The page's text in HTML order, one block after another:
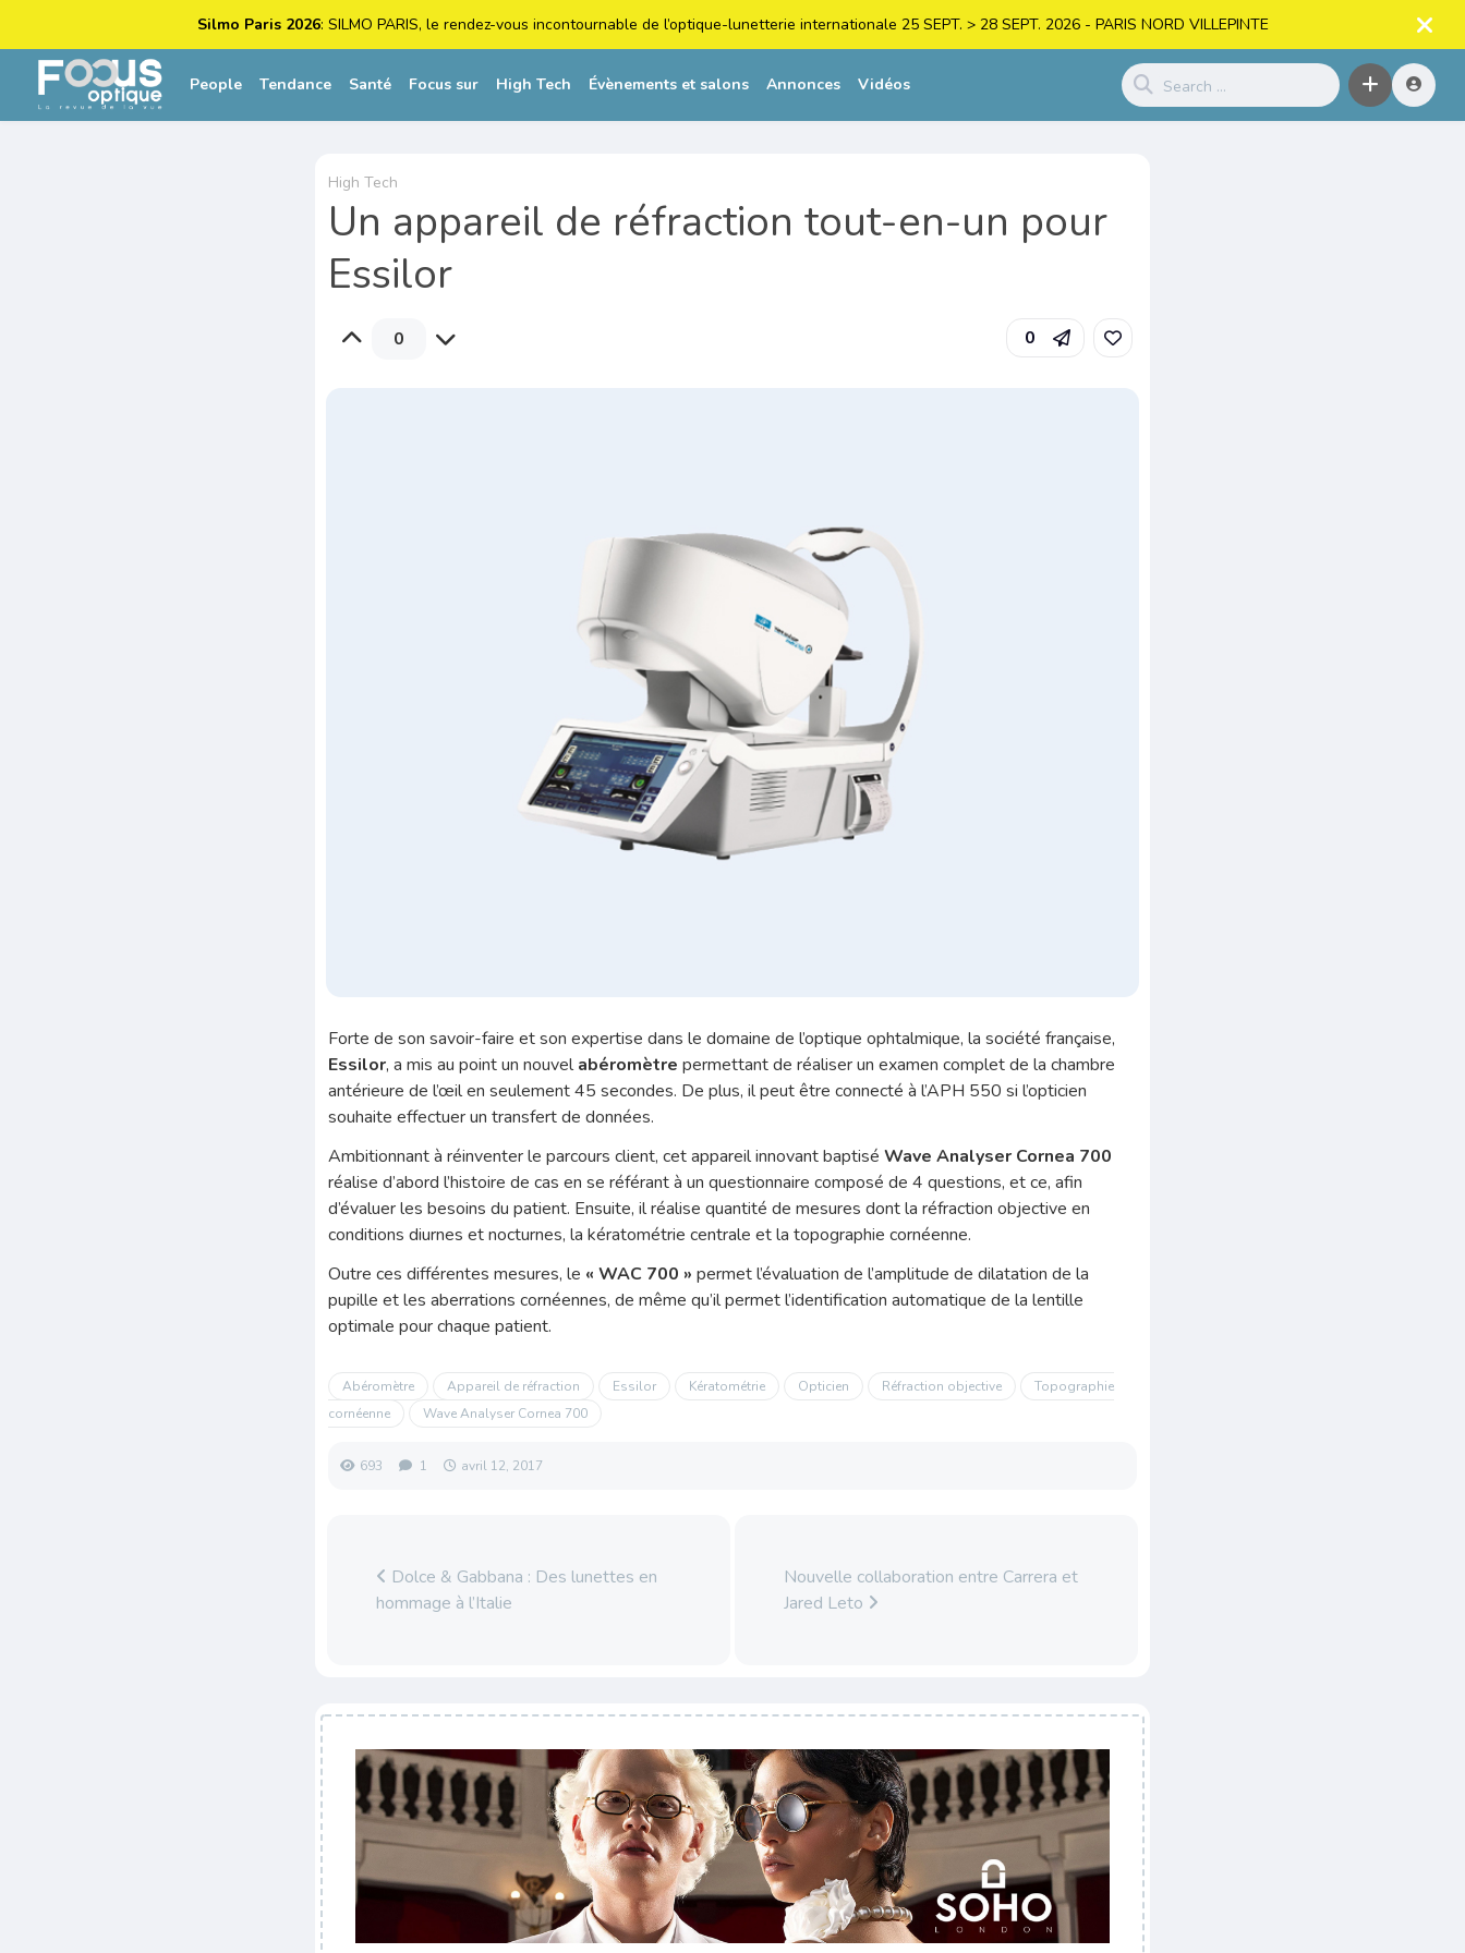
Silmo Paris 2026: SILMO PARIS, le rendez-vous incontournable de l’optique-lunetterie internationale 25 SEPT. > 28 SEPT. 2026 - PARIS NORD VILLEPINTE
People Tendance Santé Focus sur High Tech Évènements et salons Annonces Vidéos
High Tech
Un appareil de réfraction tout-en-un pour
Essilor
0 0
Forte de son savoir-faire et son expertise dans le domaine de l’optique ophtalmique, la société française,
Essilor, a mis au point un nouvelabéromètre permettant de réaliser un examen complet de la chambre
antérieure de l’œil en seulement 45 secondes. De plus, il peut être connecté à l’APH 550 si l’opticien
souhaite effectuer un transfert de données.
Ambitionnant à réinventer le parcours client, cet appareil innovant baptisé Wave Analyser Cornea 700
réalise d’abord l’histoire de cas en se référant à un questionnaire composé de 4 questions, et ce, afin
d’évaluer les besoins du patient. Ensuite, il réalise quantité de mesures dont la réfraction objective en
conditions diurnes et nocturnes, la kératométrie centrale et la topographie cornéenne.
Outre ces différentes mesures, le « WAC 700 » permet l’évaluation de l’amplitude de dilatation de la
pupille et les aberrations cornéennes, de même qu’il permet l’identification automatique de la lentille
optimale pour chaque patient.
Abéromètre Appareil de réfraction Essilor Kératométrie Opticien Réfraction objective
Topographie
cornéenne
Wave Analyser Cornea 700
693 1 avril 12, 2017
Dolce & Gabbana : Des lunettes en
hommage à l’Italie
Nouvelle collaboration entre Carrera et
Jared Leto